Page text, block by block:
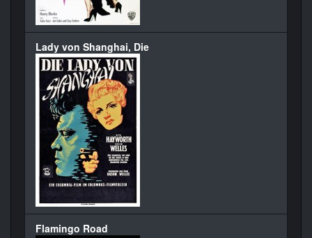
Lady von Shanghai, Die
Flamingo Road